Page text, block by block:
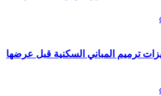
ترميم المباني السكنية قبل عرضها